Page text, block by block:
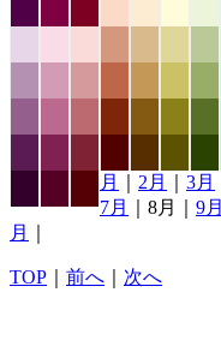
月 2月 3月
7月
｜8月｜ 9月
月
TOP 前へ 次へ